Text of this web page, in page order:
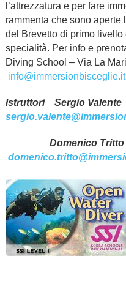
l’attrezzatura e per fare
rammenta che sono
del Brevetto di primo livello
specialità. Per info e
Diving School – Via La
info@immersionbisceglie.it
Istruttori Sergio Valente
Domenico Tritto